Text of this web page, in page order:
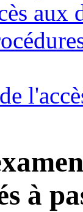
aux
à